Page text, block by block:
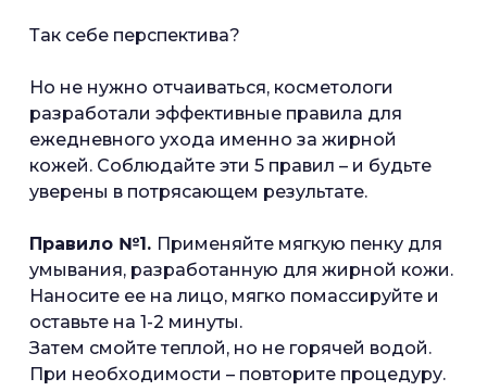
Так себе перспектива?
Но не нужно отчаиваться, косметологи
разработали эффективные правила для
ежедневного ухода именно за жирной
кожей. Соблюдайте эти 5 правил – и будьте
уверены в потрясающем результате.
Правило №1. Применяйте мягкую пенку для
умывания, разработанную для жирной кожи.
Наносите ее на лицо, мягко помассируйте и
оставьте на 1-2 минуты.
Затем смойте теплой, но не горячей водой.
При необходимости – повторите процедуру.